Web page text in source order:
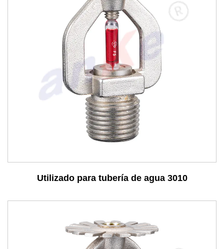
Consulta
Utilizado para tubería de agua 3010